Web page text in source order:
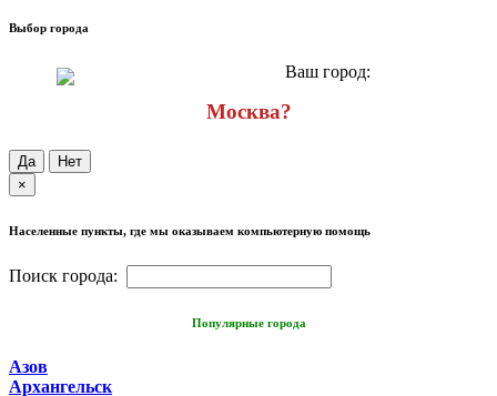
Выбор города
Ваш город:
Москва?
Да
Нет
×
Населенные пункты, где мы оказываем компьютерную помощь
Поиск города:
Популярные города
Азов
Архангельск